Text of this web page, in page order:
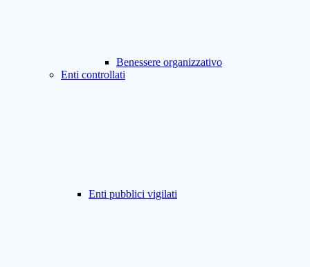
Benessere organizzativo
Enti controllati
Enti pubblici vigilati